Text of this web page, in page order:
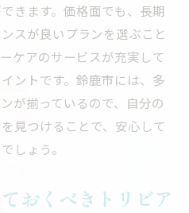
きます。価格面でも、長期
スが良いプランを選ぶこと
ケアのサービスが充実して
ントです。鈴鹿市には、多
が揃っているので、自分の
見つけることで、安心して
しょう。
おくべきトリビア